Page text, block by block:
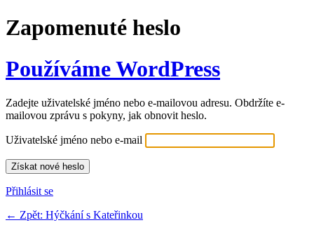
Zapomenuté heslo
Používáme WordPress
Zadejte uživatelské jméno nebo e-mailovou adresu. Obdržíte e-
mailovou zprávu s pokyny, jak obnovit heslo.
Uživatelské jméno nebo e-mail
Přihlásit se
← Zpět: Hýčkání s Kateřinkou